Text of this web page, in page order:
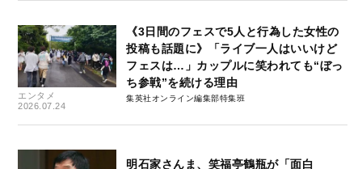
エンタメ
2026.07.24
《3日間のフェスで5人と行為した女性の
投稿も話題に》「ライブ一人はいいけど
フェスは…」カップルに笑われても“ぼっ
ち参戦”を続ける理由
集英社オンライン編集部特集班
明石家さんま、笑福亭鶴瓶が「面白